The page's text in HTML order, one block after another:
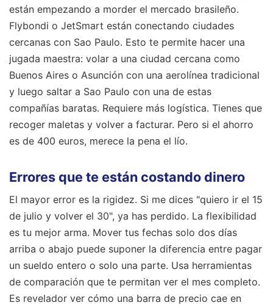
están empezando a morder el mercado brasileño.
Flybondi o JetSmart están conectando ciudades
cercanas con Sao Paulo. Esto te permite hacer una
jugada maestra: volar a una ciudad cercana como
Buenos Aires o Asunción con una aerolínea tradicional
y luego saltar a Sao Paulo con una de estas
compañías baratas. Requiere más logística. Tienes que
recoger maletas y volver a facturar. Pero si el ahorro
es de 400 euros, merece la pena el lío.
Errores que te están costando dinero
El mayor error es la rigidez. Si me dices "quiero ir el 15
de julio y volver el 30", ya has perdido. La flexibilidad
es tu mejor arma. Mover tus fechas solo dos días
arriba o abajo puede suponer la diferencia entre pagar
un sueldo entero o solo una parte. Usa herramientas
de comparación que te permitan ver el mes completo.
Es revelador ver cómo una barra de precio cae en